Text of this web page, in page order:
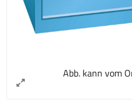
Abb. kann vom